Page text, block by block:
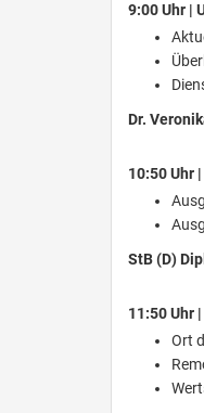
9:00 Uhr |
Dr.
10:50 Uhr
StB (D)
11:50 Uhr
Ort